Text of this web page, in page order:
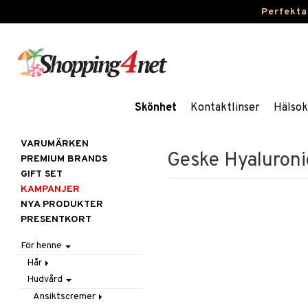
Skönhet Kontaktlinser
Geske
VARUMÄRKEN
PREMIUM BRANDS
GIFT SET
KAMPANJER
NYA PRODUKTER
PRESENTKORT
För henne
Hår
Accessoarer
Balsam
Hudvård
Ansiktscremer